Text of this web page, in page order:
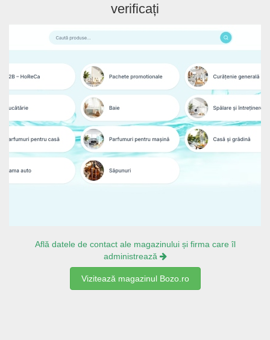
verificați
Află datele de contact ale magazinului și firma care îl
administrează
Vizitează magazinul Bozo.ro